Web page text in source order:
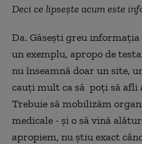
Deci ce lipsește acum este
Da. Găsești greu
un exemplu, apropo de
nu înseamnă doar un site,
cauți mult ca să poți să afli
Trebuie să mobilizăm
medicale - și o să vină
apropiem, nu știu exact